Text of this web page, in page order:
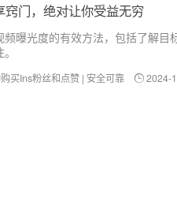
门，绝对让你受益无穷
曝光度的有效方法，包括了解
买Ins粉丝和点赞 | 安全可靠 2024-